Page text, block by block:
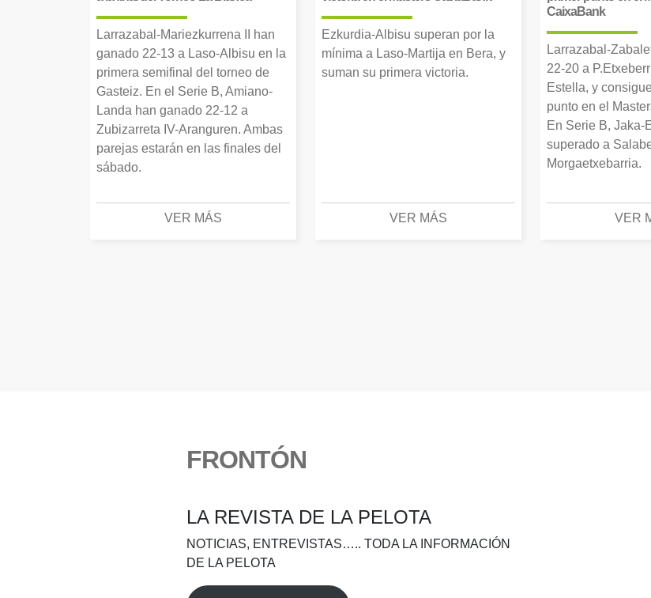
Larrazabal-Mariezkurrena II han
ganado 22-13 a Laso-Albisu en la
primera semifinal del torneo de
Gasteiz. En el Serie B, Amiano-
Landa han ganado 22-12 a
Zubizarreta IV-Aranguren. Ambas
parejas estarán en las finales del
sábado.
VER MÁS
Ezkurdia-Albisu superan por la
mínima a Laso-Martija en Bera, y
suman su primera victoria.
VER MÁS
CaixaBank
Larrazabal-
22-20 a
Estella, y
punto en el
En Serie B, Jaka-
superado a
Morgaetxebarria.
VER
FRONTÓN
LA REVISTA DE LA PELOTA
NOTICIAS, ENTREVISTAS….. TODA LA INFORMACIÓN
DE LA PELOTA